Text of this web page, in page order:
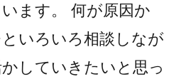
ます。 何が原因か
いろいろ相談しなが
していきたいと思っ